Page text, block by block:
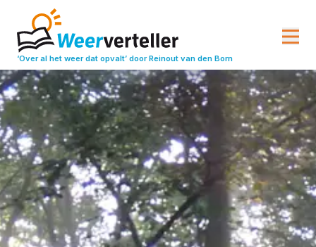
‘Over al het weer dat opvalt’ door Reinout van den Born